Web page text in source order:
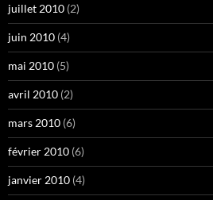
juillet 2010 (2)
juin 2010 (4)
mai 2010 (5)
avril 2010 (2)
mars 2010 (6)
février 2010 (6)
janvier 2010 (4)